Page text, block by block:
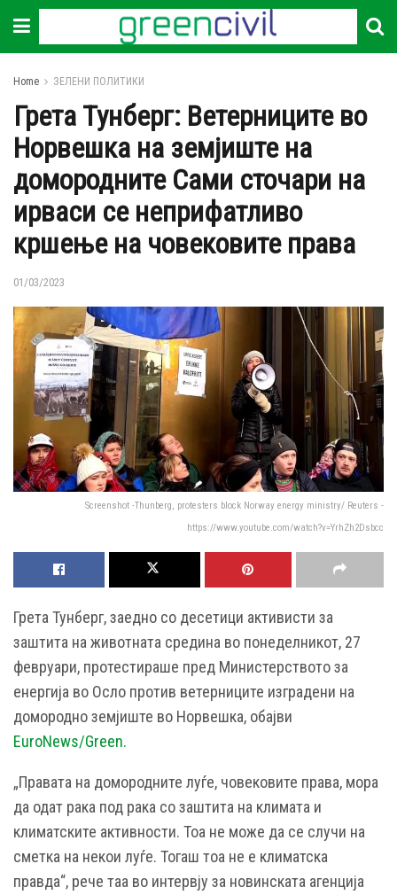
Home ЗЕЛЕНИ ПОЛИТИКИ
Грета Тунберг: Ветерниците во
Норвешка на земјиште на
домородните Сами сточари на
ирваси се неприфатливо
кршење на човековите права
01/03/2023
Screenshot -Thunberg, protesters block Norway energy ministry/ Reuters -
https://www.youtube.com/watch?v=YrhZh2Dsbcc
Грета Тунберг, заедно со десетици активисти за
заштита на животната средина во понеделникот, 27
февруари, протестираше пред Министерството за
енергија во Осло против ветерниците изградени на
домородно земјиште во Норвешка, обајви
EuroNews/Green.
„Правата на домородните луѓе, човековите права, мора
да одат рака под рака со заштита на климата и
климатските активности. Тоа не може да се случи на
сметка на некои луѓе. Тогаш тоа не е климатска
правда“, рече таа во интервју за новинската агенција